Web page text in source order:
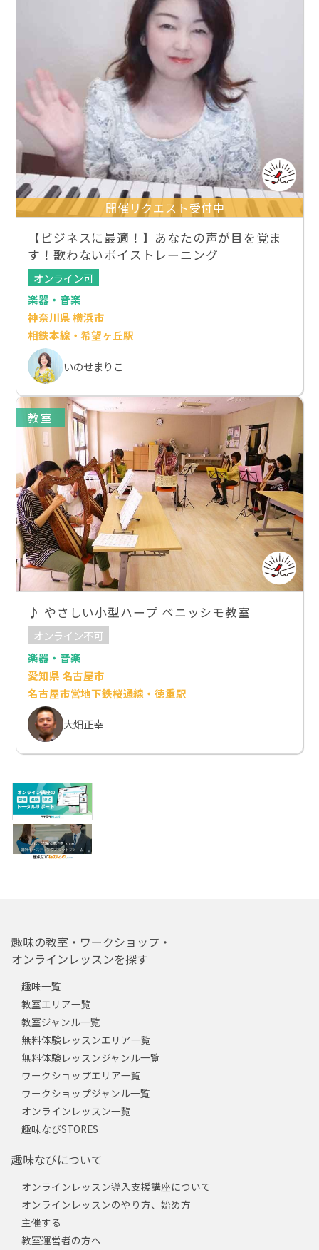
開催リクエスト受付中
【ビジネスに最適！】あなたの声が目を覚ま
す！歌わないボイストレーニング
オンライン可
楽器・音楽
神奈川県 横浜市
相鉄本線・希望ヶ丘駅
いのせまりこ
教室
♪ やさしい小型ハープ ベニッシモ教室
オンライン不可
楽器・音楽
愛知県 名古屋市
名古屋市営地下鉄桜通線・徳重駅
大畑正幸
趣味の教室・ワークショップ・
オンラインレッスンを探す
趣味一覧
教室エリア一覧
教室ジャンル一覧
無料体験レッスンエリア一覧
無料体験レッスンジャンル一覧
ワークショップエリア一覧
ワークショップジャンル一覧
オンラインレッスン一覧
趣味なびSTORES
趣味なびについて
オンラインレッスン導入支援講座について
オンラインレッスンのやり方、始め方
主催する
教室運営者の方へ